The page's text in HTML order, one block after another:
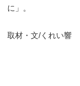
に」。
取材・文/くれい響